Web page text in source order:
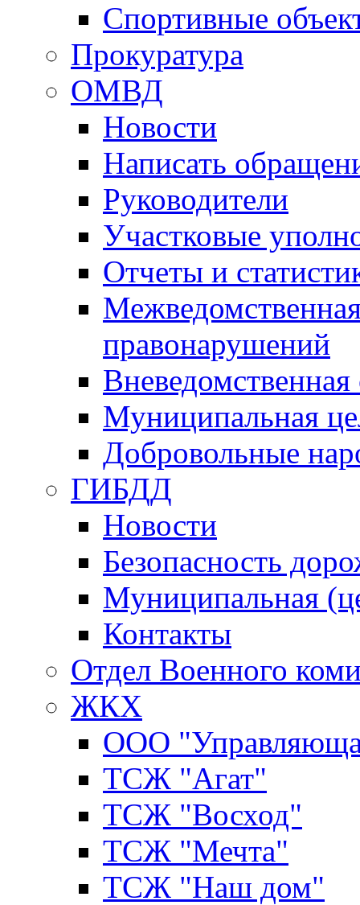
Спортивные
Прокуратура
ОМВД
Новости
Написать
Руководители
Участковые
Отчеты и
правонарушений
Вневедомственная
Муниципальная
Добровольные
ГИБДД
Новости
Безопасность
Муниципальная
Контакты
Отдел Военного
ЖКХ
ООО
ТСЖ "Агат"
ТСЖ "Восход"
ТСЖ "Мечта"
ТСЖ "Наш дом"